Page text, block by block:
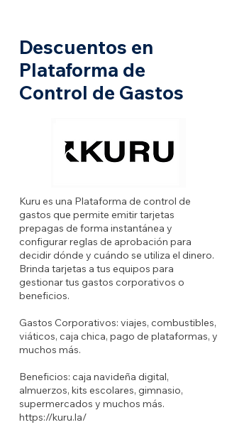
Descuentos en
Plataforma de
Control de Gastos
Kuru es una Plataforma de control de
gastos que permite emitir tarjetas
prepagas de forma instantánea y
configurar reglas de aprobación para
decidir dónde y cuándo se utiliza el dinero.
Brinda tarjetas a tus equipos para
gestionar tus gastos corporativos o
beneficios.
Gastos Corporativos: viajes, combustibles,
viáticos, caja chica, pago de plataformas, y
muchos más.
Beneficios: caja navideña digital,
almuerzos, kits escolares, gimnasio,
supermercados y muchos más.
https://kuru.la/